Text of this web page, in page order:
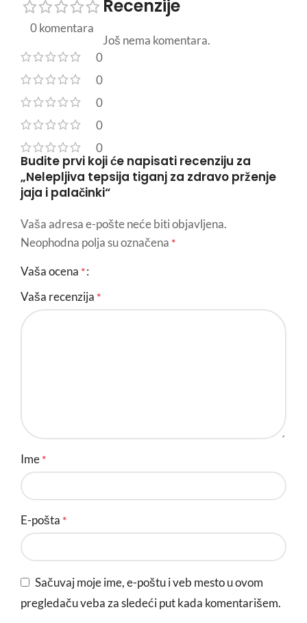
0 komentara
0
0
0
0
0
Recenzije
Još nema komentara.
Budite prvi koji će napisati recenziju za
„Nelepljiva tepsija tiganj za zdravo prženje
jaja i palačinki“
Vaša adresa e-pošte neće biti objavljena.
Neophodna polja su označena *
Vaša ocena *
Vaša recenzija *
Ime *
E-pošta *
Sačuvaj moje ime, e-poštu i veb mesto u ovom
pregledaču veba za sledeći put kada komentarišem.